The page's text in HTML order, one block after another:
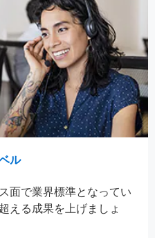
ル
面で業界標準となってい
える成果を上げましょ